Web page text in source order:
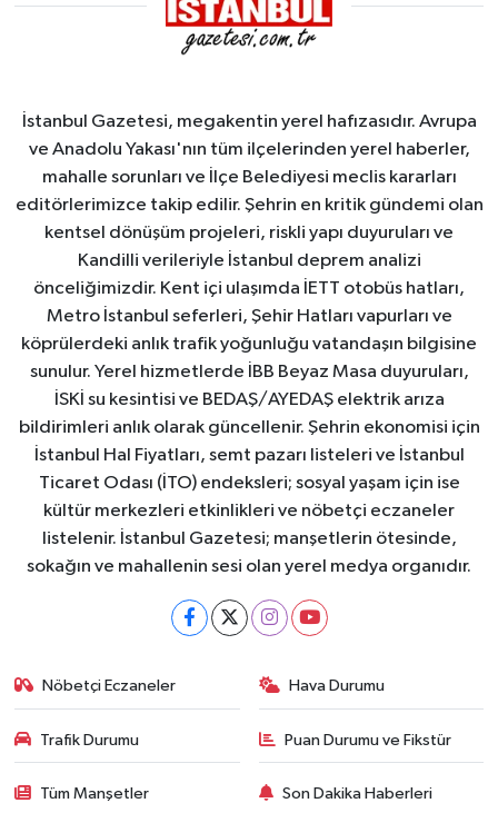
İstanbul Gazetesi, megakentin yerel hafızasıdır. Avrupa
ve Anadolu Yakası'nın tüm ilçelerinden yerel haberler,
mahalle sorunları ve İlçe Belediyesi meclis kararları
editörlerimizce takip edilir. Şehrin en kritik gündemi olan
kentsel dönüşüm projeleri, riskli yapı duyuruları ve
Kandilli verileriyle İstanbul deprem analizi
önceliğimizdir. Kent içi ulaşımda İETT otobüs hatları,
Metro İstanbul seferleri, Şehir Hatları vapurları ve
köprülerdeki anlık trafik yoğunluğu vatandaşın bilgisine
sunulur. Yerel hizmetlerde İBB Beyaz Masa duyuruları,
İSKİ su kesintisi ve BEDAŞ/AYEDAŞ elektrik arıza
bildirimleri anlık olarak güncellenir. Şehrin ekonomisi için
İstanbul Hal Fiyatları, semt pazarı listeleri ve İstanbul
Ticaret Odası (İTO) endeksleri; sosyal yaşam için ise
kültür merkezleri etkinlikleri ve nöbetçi eczaneler
listelenir. İstanbul Gazetesi; manşetlerin ötesinde,
sokağın ve mahallenin sesi olan yerel medya organıdır.
Nöbetçi Eczaneler Hava Durumu
Trafik Durumu Puan Durumu ve Fikstür
Tüm Manşetler Son Dakika Haberleri